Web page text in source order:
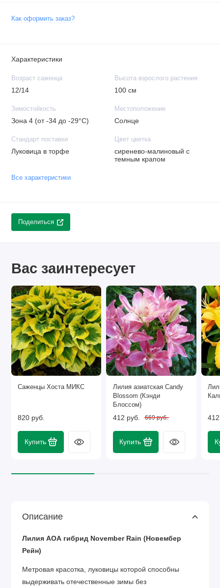
Как оформить заказ?
Характеристики
Возраст саженца
12/14
Высота взрослого растения
100 см
Зимостойкость
Зона 4 (от -34 до -29°C)
Местоположение
Солнце
Стандарт поставки
Луковица в торфе
Цвет цветка
сиренево-малиновый с
темным крапом
Все характеристики
Поделиться
Вас заинтересует
Саженцы Хоста МИКС
820 руб.
Купить
Лилия азиатская Candy
Blossom (Кэнди
Блоссом)
412 руб. 669 руб.
Купить
Описание
Лилия АОА гибрид November Rain (Новембер
Рейн)
Метровая красотка, луковицы которой способны
выдерживать отечественные зимы без